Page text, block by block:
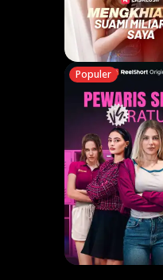
Populer